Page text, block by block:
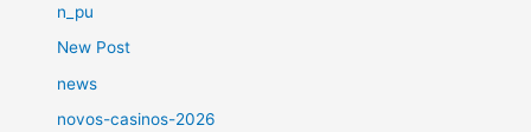
n_pu
New Post
news
novos-casinos-2026